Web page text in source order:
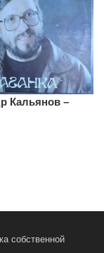
Кальянов –
собственной